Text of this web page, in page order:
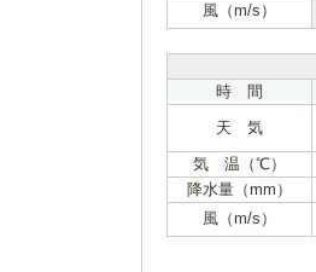
風（m/s）
時 間
天 気
気 温（℃）
降水量（mm）
風（m/s）